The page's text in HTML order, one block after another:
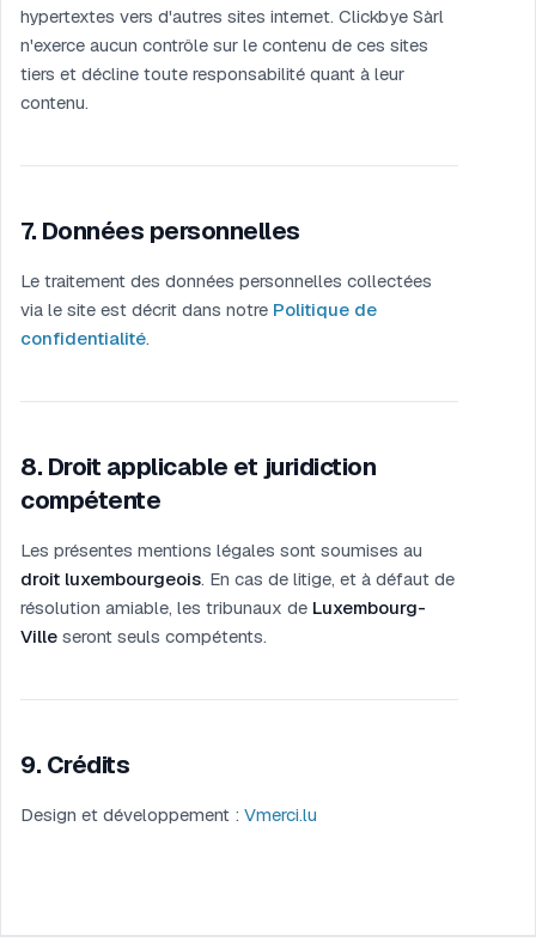
hypertextes vers d'autres sites internet. Clickbye Sàrl
n'exerce aucun contrôle sur le contenu de ces sites
tiers et décline toute responsabilité quant à leur
contenu.
7. Données personnelles
Le traitement des données personnelles collectées
via le site est décrit dans notre Politique de
confidentialité.
8. Droit applicable et juridiction
compétente
Les présentes mentions légales sont soumises au
droit luxembourgeois. En cas de litige, et à défaut de
résolution amiable, les tribunaux de Luxembourg-
Ville seront seuls compétents.
9. Crédits
Design et développement : Vmerci.lu